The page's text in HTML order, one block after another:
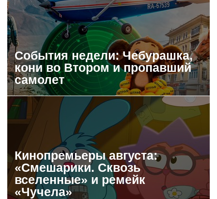
События недели: Чебурашка,
кони во Втором и пропавший
самолет
Кинопремьеры августа:
«Смешарики. Сквозь
вселенные» и ремейк
«Чучела»